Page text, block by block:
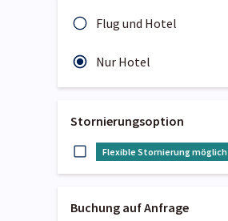
Flug und Hotel
Nur Hotel
Stornierungsoption
Flexible Stornierung möglich
Buchung auf Anfrage